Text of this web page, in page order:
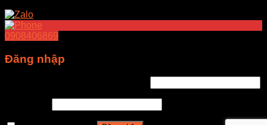
0908406869
Đăng nhập